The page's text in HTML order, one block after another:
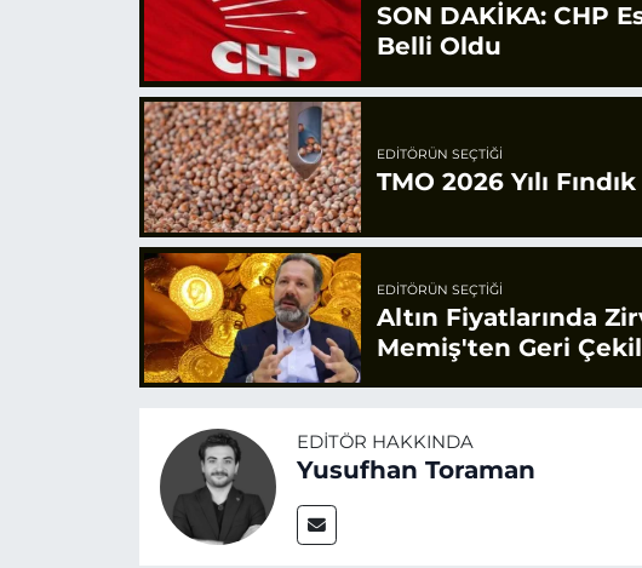
SON DAKİKA: CHP
Belli Oldu
EDITÖRÜN SEÇTIĞI
TMO 2026 Yılı
EDITÖRÜN SEÇTIĞI
Altın Fiyatlarında
Memiş'ten Geri
EDITÖR HAKKINDA
Yusufhan Toraman